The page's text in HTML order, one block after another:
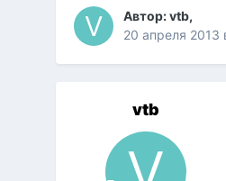
Автор:vtb,
20 апреля 2013
vtb